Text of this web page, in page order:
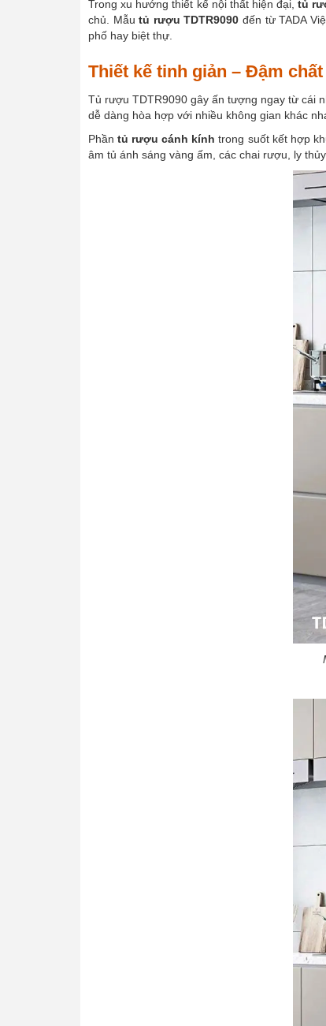
Trong xu hướng thiết kế nội thất hiện đại,tủ
chủ. Mẫutủ rượu TDTR9090 đến từ TADA
phố hay biệt thự.
Thiết kế tinh giản – Đậm
Tủ rượu TDTR9090 gây ấn tượng ngay từ cái
dễ dàng hòa hợp với nhiều không gian khác
Phầntủ rượu cánh kính trong suốt kết hợp
âm tủ ánh sáng vàng ấm, các chai rượu, ly